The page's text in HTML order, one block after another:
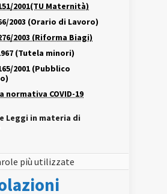
2001(TU Maternità)
2003 (Orario di Lavoro)
2003 (Riforma Biagi)
(Tutela minori)
2001 (Pubblico
normativa COVID-19
Leggi in materia di
più utilizzate